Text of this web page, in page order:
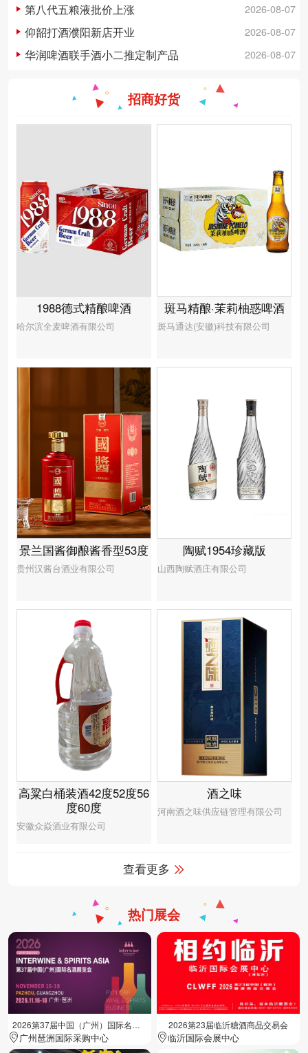
2026-08-07
第八代五粮液批价上涨
2026-08-07
仰韶打酒濮阳新店开业
2026-08-07
华润啤酒联手酒小二推定制产品
招商好货
1988德式精酿啤酒
哈尔滨全麦啤酒有限公司
斑马精酿·茉莉柚惑啤酒
斑马通达(安徽)科技有限公司
景兰国酱御酿酱香型53度
贵州汉酱台酒业有限公司
陶赋1954珍藏版
山西陶赋酒庄有限公司
高粱白桶装酒42度52度56
度60度
安徽众焱酒业有限公司
酒之味
河南酒之味供应链管理有限公司
查看更多
热门展会
2026第37届中国（广州）国际名酒展览会
广州琶洲国际采购中心
2026第23届临沂糖酒商品交易会
临沂国际会展中心